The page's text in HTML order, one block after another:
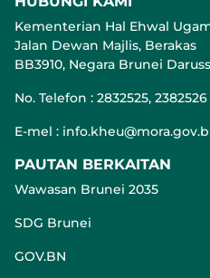
Kementerian Hal Ehwal
Jalan Dewan Majlis, Berakas
BB3910, Negara Brunei
No. Telefon : 2832525, 2382526
E-mel :
PAUTAN BERKAITAN
Wawasan Brunei 2035
SDG Brunei
GOV.BN